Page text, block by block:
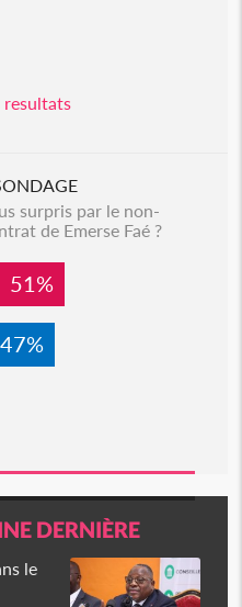
resultats
surpris par le non-
de Emerse Faé ?
51%
47%
DERNIÈRE
le